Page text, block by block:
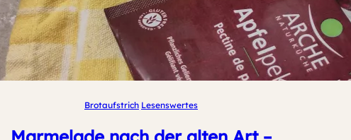
Brotaufstrich Lesenswertes